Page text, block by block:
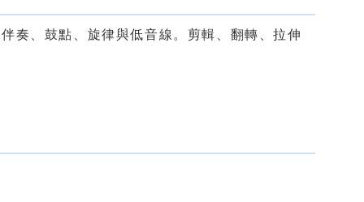
奏、鼓點、旋律與低音線。剪輯、翻轉、拉伸